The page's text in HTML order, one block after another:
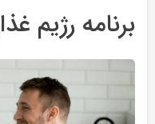
برنامه رژیم